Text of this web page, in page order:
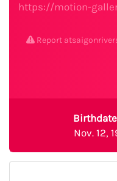
https://motion-
Report
Birthdate
Nov. 12,